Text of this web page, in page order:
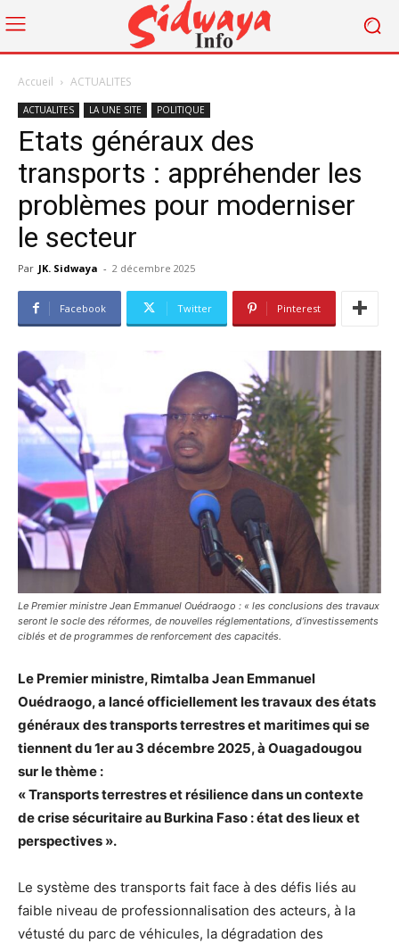
Accueil ACTUALITES
ACTUALITES LA UNE SITE POLITIQUE
Etats généraux des
transports : appréhender les
problèmes pour moderniser
le secteur
Par JK. Sidwaya - 2 décembre 2025
Facebook Twitter Pinterest
Le Premier ministre Jean Emmanuel Ouédraogo : « les conclusions des travaux
seront le socle des réformes, de nouvelles réglementations, d’investissements
ciblés et de programmes de renforcement des capacités.
Le Premier ministre, Rimtalba Jean Emmanuel
Ouédraogo, a lancé officiellement les travaux des états
généraux des transports terrestres et maritimes qui se
tiennent du 1er au 3 décembre 2025, à Ouagadougou
sur le thème :
« Transports terrestres et résilience dans un contexte
de crise sécuritaire au Burkina Faso : état des lieux et
perspectives ».
Le système des transports fait face à des défis liés au
faible niveau de professionnalisation des acteurs, à la
vétusté du parc de véhicules, la dégradation des